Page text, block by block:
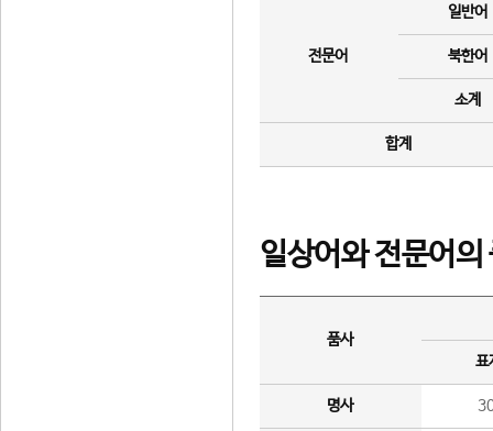
전문어
일반어
북한어
소계
합계
일상어와 전문어의
품사
표
명사